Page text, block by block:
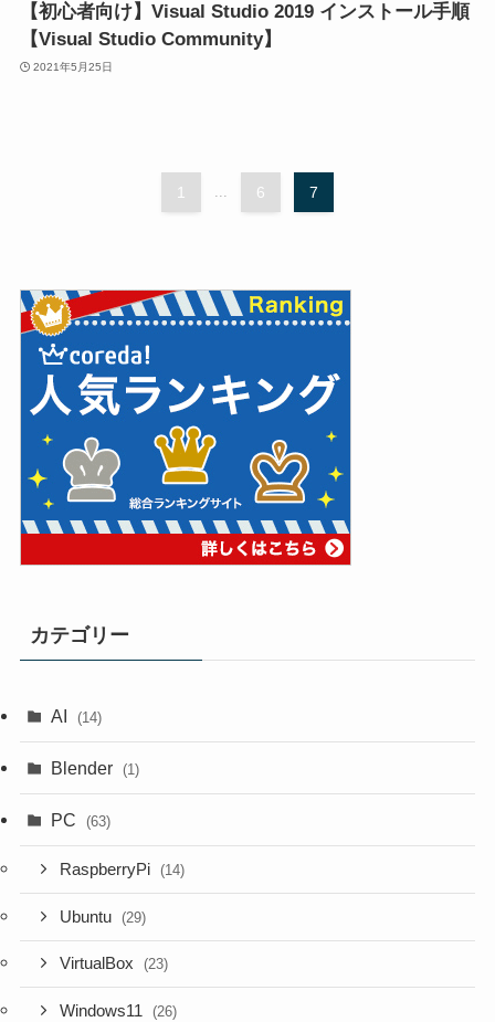
【初心者向け】Visual Studio 2019 インストール手順
【Visual Studio Community】
2021年5月25日
1 6 7
カテゴリー
AI (14)
Blender (1)
PC (63)
RaspberryPi (14)
Ubuntu (29)
VirtualBox (23)
Windows11 (26)